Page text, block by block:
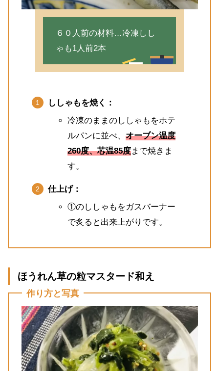
６０人前の材料…冷凍しし
ゃも1人前2本
ししゃもを焼く：
冷凍のままのししゃもをホテ
ルパンに並べ、 オーブン温度
260度、芯温85度まで焼きま
す。
仕上げ：
①のししゃもをガスバーナー
で炙ると出来上がりです。
ほうれん草の粒マスタード和え
作り方と写真